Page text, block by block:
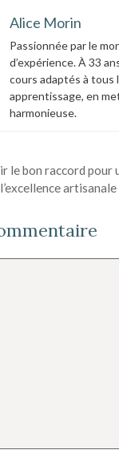
Alice Morin
Passionnée par le
d’expérience. À 33
cours adaptés à tous
apprentissage, en
harmonieuse.
le bon raccord pour